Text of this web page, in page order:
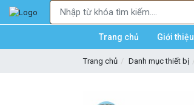
Trang chủ Giới thiệu
Trang chủ Danh mục thiết bị